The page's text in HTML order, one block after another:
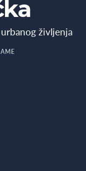
življenja